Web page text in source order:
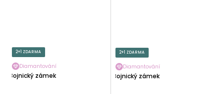
2+1 ZDARMA
Diamantování
Bojnický zámek
2+1 ZDARMA
Diamantování
Bojnický zámek